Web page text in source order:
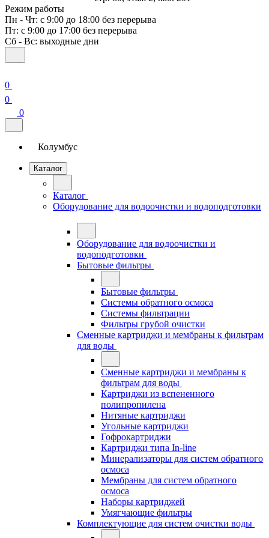
Режим работы
Пн - Чт: с 9:00 до 18:00 без перерыва
Пт: с 9:00 до 17:00 без перерыва
Сб - Вс: выходные дни
0
0
0
Колумбус
Каталог
Каталог
Оборудование для водоочистки и водоподготовки
Оборудование для водоочистки и
водоподготовки
Бытовые фильтры
Бытовые фильтры
Системы обратного осмоса
Системы фильтрации
Фильтры грубой очистки
Сменные картриджи и мембраны к фильтрам
для воды
Сменные картриджи и мембраны к
фильтрам для воды
Картриджи из вспененного
полипропилена
Нитяные картриджи
Угольные картриджи
Гофрокартриджи
Картриджи типа In-line
Минерализаторы для систем обратного
осмоса
Мембраны для систем обратного
осмоса
Наборы картриджей
Умягчающие фильтры
Комплектующие для систем очистки воды